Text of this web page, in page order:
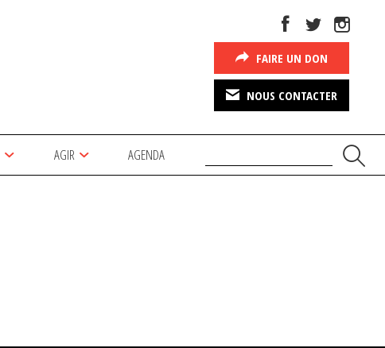
FAIRE UN DON
NOUS CONTACTER
AGIR AGENDA